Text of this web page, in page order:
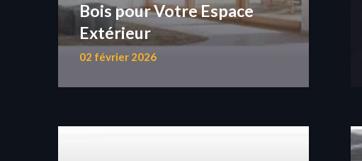
Bois pour Votre Espace
Extérieur
02 février 2026